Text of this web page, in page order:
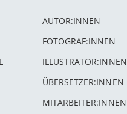
AUTOR:INNEN
FOTOGRAF:INNEN
ILLUSTRATOR:INNEN
ÜBERSETZER:INNEN
MITARBEITER:INNEN